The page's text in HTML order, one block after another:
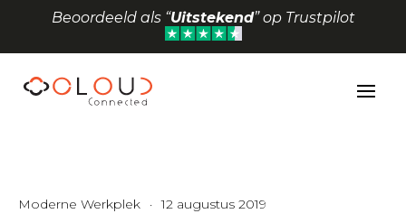
Beoordeeld als “Uitstekend” op Trustpilot
Moderne Werkplek · 12 augustus 2019